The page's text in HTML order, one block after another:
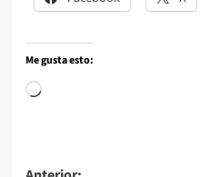
Me gusta esto: